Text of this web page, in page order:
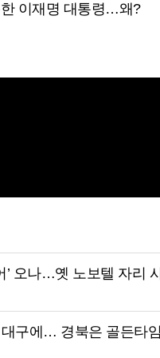
이재명 대통령…왜?
’ 오나…옛 노보텔 자리
구에… 경북은 골든타